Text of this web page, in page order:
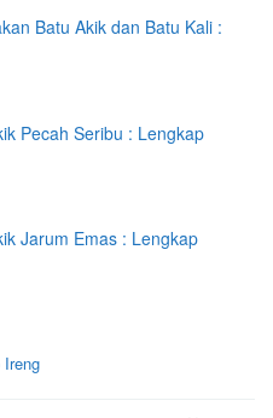
Batu Akik dan Batu Kali :
Pecah Seribu : Lengkap
Jarum Emas : Lengkap
Ireng